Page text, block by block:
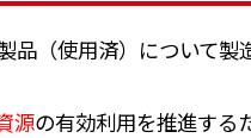
品（使用済）について製
源の有効利用を推進する